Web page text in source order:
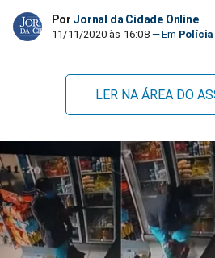
Por Jornal da Cidade Online
11/11/2020 às 16:08 Polícia
LER NA ÁREA DO